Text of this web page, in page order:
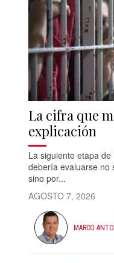
La cifra que
explicación
La siguiente etapa
debería evaluarse no
sino por...
AGOSTO 7, 2026
MARCO